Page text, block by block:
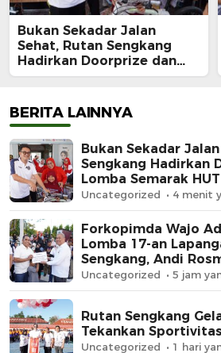
Bukan Sekadar Jalan
Sehat, Rutan Sengkang
Hadirkan Doorprize dan
Lomba Semarak HUT RI
BERITA LAINNYA
Bukan Sekadar
Sengkang Hadirkan
Lomba Semarak HUT
Uncategorized 4 menit
Forkopimda Wajo
Lomba 17-an
Sengkang, Andi
Krupuk
Uncategorized 5 jam
Rutan Sengkang
Tekankan Sportivitas
Uncategorized 1 hari